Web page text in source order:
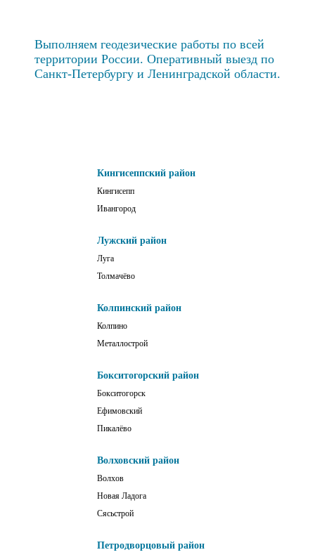
Выполняем геодезические работы по всей
территории России. Оперативный выезд по
Санкт-Петербургу и Ленинградской области.
Кингисеппский район
Кингисепп
Ивангород
Лужский район
Луга
Толмачёво
Колпинский район
Колпино
Металлострой
Бокситогорский район
Бокситогорск
Ефимовский
Пикалёво
Волховский район
Волхов
Новая Ладога
Сясьстрой
Петродворцовый район